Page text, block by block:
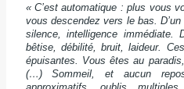
« C’est automatique : plus vous
vous descendez vers le bas.
silence, intelligence immédiate.
bêtise, débilité, bruit, laideur.
épuisantes. Vous êtes au
(…) Sommeil, et aucun
approximatifs, oublis